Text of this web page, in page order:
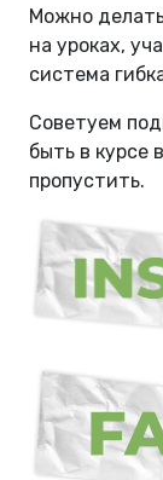
Можно
на уроках,
система
Советуем
быть в курсе
пропустить.